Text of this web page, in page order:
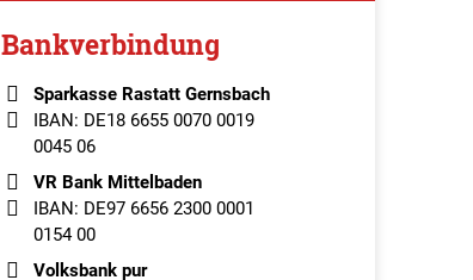
Bankverbindung
Sparkasse Rastatt Gernsbach
IBAN: DE18 6655 0070 0019
0045 06
VR Bank Mittelbaden
IBAN: DE97 6656 2300 0001
0154 00
Volksbank pur